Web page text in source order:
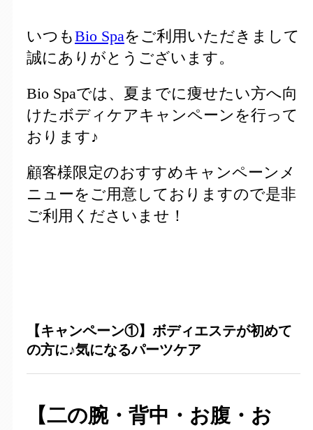
いつもBio Spaをご利用いただきまして
誠にありがとうございます。
Bio Spaでは、夏までに痩せたい方へ向
けたボディケアキャンペーンを行って
おります♪
顧客様限定のおすすめキャンペーンメ
ニューをご用意しておりますので是非
ご利用くださいませ！
【キャンペーン①】ボディエステが初めて
の方に♪気になるパーツケア
【二の腕・背中・お腹・お